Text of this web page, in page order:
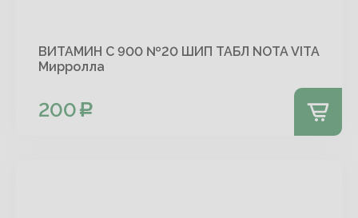
ВИТАМИН С 900 №20 ШИП ТАБЛ NOTA VITA
Мирролла
200